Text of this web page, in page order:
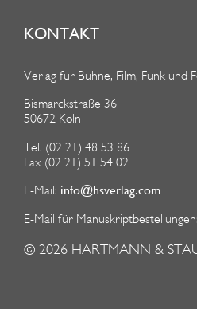
KONTAKT
Verlag für Bühne, Film, Funk und
Bismarckstraße 36
50672 Köln
Tel. (02 21) 48 53 86
Fax (02 21) 51 54 02
E-Mail: info@hsverlag.com
E-Mail für Manuskriptbestellungen:
© 2026 HARTMANN &